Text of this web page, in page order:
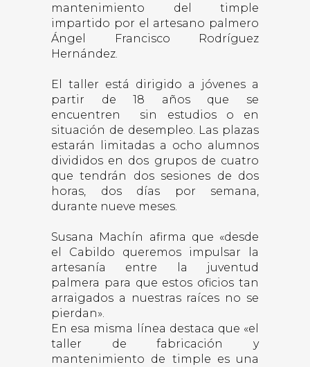
mantenimiento del timple
impartido por el artesano palmero
Ángel Francisco Rodríguez
Hernández.
El taller está dirigido a jóvenes a
partir de 18 años que se
encuentren sin estudios o en
situación de desempleo. Las plazas
estarán limitadas a ocho alumnos
divididos en dos grupos de cuatro
que tendrán dos sesiones de dos
horas, dos días por semana,
durante nueve meses.
Susana Machín afirma que «desde
el Cabildo queremos impulsar la
artesanía entre la juventud
palmera para que estos oficios tan
arraigados a nuestras raíces no se
pierdan».
En esa misma línea destaca que «el
taller de fabricación y
mantenimiento de timple es una